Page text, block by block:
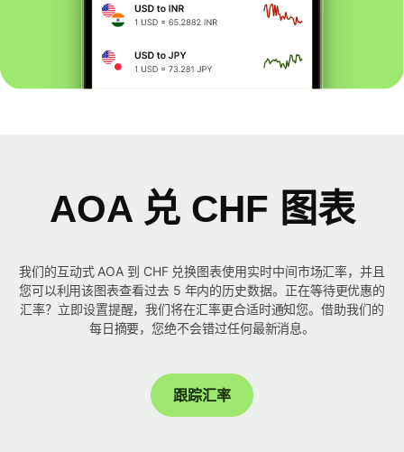
AOA 兑 CHF 图表
我们的互动式 AOA 到 CHF 兑换图表使用实时中间市场汇率，并且
您可以利用该图表查看过去 5 年内的历史数据。正在等待更优惠的
汇率？立即设置提醒，我们将在汇率更合适时通知您。借助我们的
每日摘要，您绝不会错过任何最新消息。
跟踪汇率